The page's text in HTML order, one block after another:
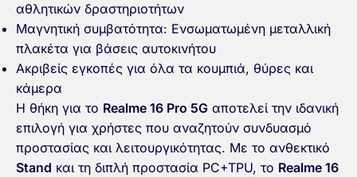
αθλητικών δραστηριοτήτων
Μαγνητική συμβατότητα: Ενσωματωμένη μεταλλική
πλακέτα για βάσεις αυτοκινήτου
Ακριβείς εγκοπές για όλα τα κουμπιά, θύρες και
κάμερα
Η θήκη για το Realme 16 Pro 5G αποτελεί την ιδανική
επιλογή για χρήστες που αναζητούν συνδυασμό
προστασίας και λειτουργικότητας. Με το ανθεκτικό
Stand και τη διπλή προστασία PC+TPU, το Realme 16